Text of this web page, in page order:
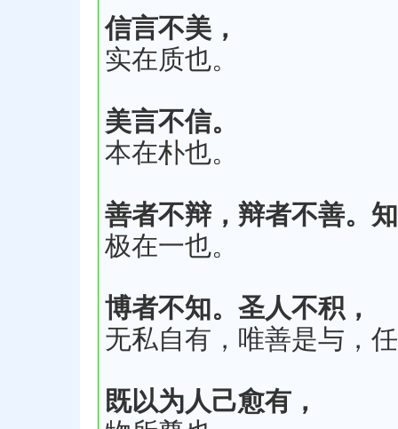
信言不美，
实在质也。
美言不信。
本在朴也。
善者不辩，辩者不善。
极在一也。
博者不知。圣人不积，
无私自有，唯善是与，
既以为人己愈有，